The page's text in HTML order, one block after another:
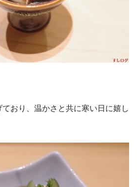
おり、温かさと共に寒い日に嬉し